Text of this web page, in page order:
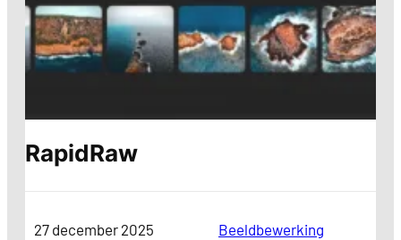
RapidRaw
27 december 2025 Beeldbewerking